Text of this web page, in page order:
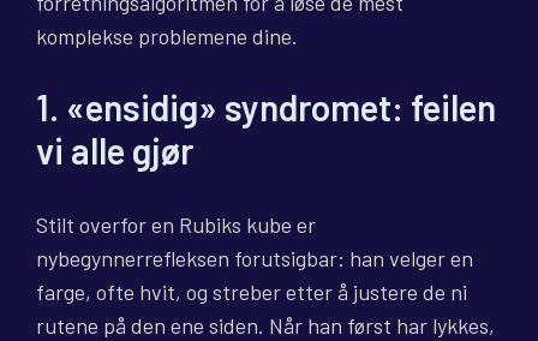
komplekse problemene dine.
1. «ensidig» syndromet: feilen
vi alle gjør
Stilt overfor en Rubiks kube er
nybegynnerrefleksen forutsigbar: han velger en
farge, ofte hvit, og streber etter å justere de ni
rutene på den ene siden. Når han først har lykkes,